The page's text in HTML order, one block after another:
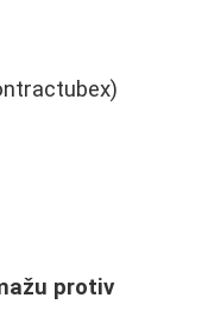
protiv